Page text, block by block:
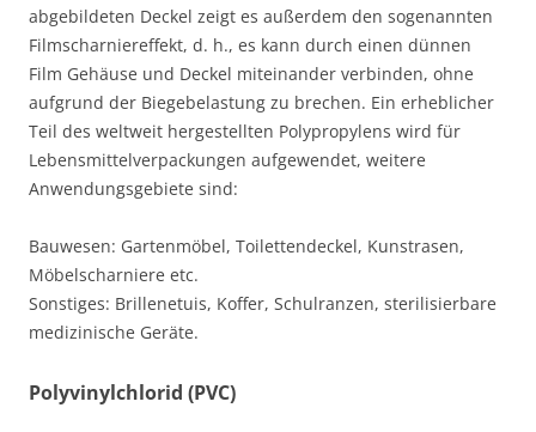
abgebildeten Deckel zeigt es außerdem den sogenannten
Filmscharniereffekt, d. h., es kann durch einen dünnen
Film Gehäuse und Deckel miteinander verbinden, ohne
aufgrund der Biegebelastung zu brechen. Ein erheblicher
Teil des weltweit hergestellten Polypropylens wird für
Lebensmittelverpackungen aufgewendet, weitere
Anwendungsgebiete sind:
Bauwesen: Gartenmöbel, Toilettendeckel, Kunstrasen,
Möbelscharniere etc.
Sonstiges: Brillenetuis, Koffer, Schulranzen, sterilisierbare
medizinische Geräte.
Polyvinylchlorid (PVC)